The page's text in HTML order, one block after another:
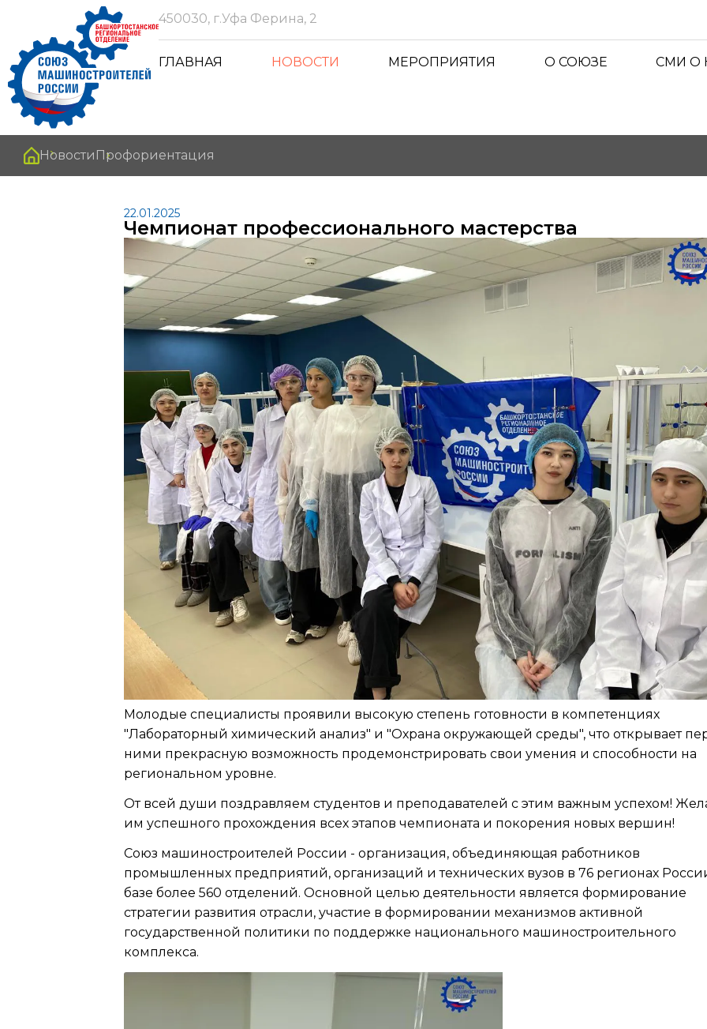
450030, г.Уфа Ферина, 2
ГЛАВНАЯ НОВОСТИ МЕРОПРИЯТИЯ О СОЮЗЕ СМИ О
Новости Профориентация
22.01.2025
Чемпионат профессионального мастерства
Молодые специалисты проявили высокую степень готовности в компетенциях
"Лабораторный химический анализ" и "Охрана окружающей среды", что открывает
ними прекрасную возможность продемонстрировать свои умения и способности на
региональном уровне.
От всей души поздравляем студентов и преподавателей с этим важным успехом!
им успешного прохождения всех этапов чемпионата и покорения новых вершин!
Союз машиностроителей России - организация, объединяющая работников
промышленных предприятий, организаций и технических вузов в 76 регионах
базе более 560 отделений. Основной целью деятельности является формирование
стратегии развития отрасли, участие в формировании механизмов активной
государственной политики по поддержке национального машиностроительного
комплекса.